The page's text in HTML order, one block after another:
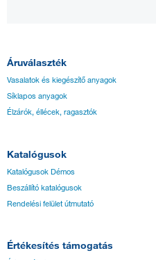
Áruválaszték
Vasalatok és kiegészítő anyagok
Síklapos anyagok
Élzárók, éllécek, ragasztók
Katalógusok
Katalógusok Démos
Beszállító katalógusok
Rendelési felület útmutató
Értékesítés támogatás